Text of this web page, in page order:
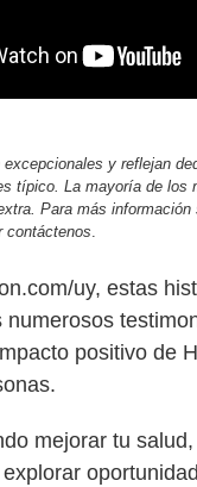
y reflejan
típico. La mayoría de los
Para más información
contáctenos.
uy, estas
numerosos
positivo de
mejorar tu